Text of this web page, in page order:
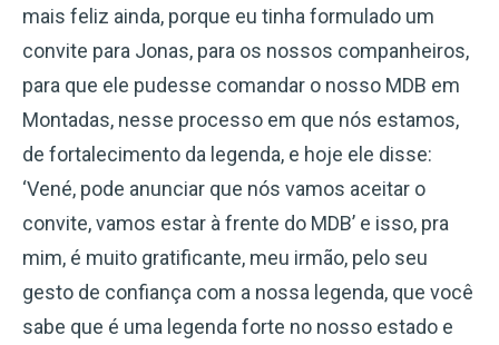
mais feliz ainda, porque eu tinha formulado um
convite para Jonas, para os nossos companheiros,
para que ele pudesse comandar o nosso MDB em
Montadas, nesse processo em que nós estamos,
de fortalecimento da legenda, e hoje ele disse:
‘Vené, pode anunciar que nós vamos aceitar o
convite, vamos estar à frente do MDB’ e isso, pra
mim, é muito gratificante, meu irmão, pelo seu
gesto de confiança com a nossa legenda, que você
sabe que é uma legenda forte no nosso estado e